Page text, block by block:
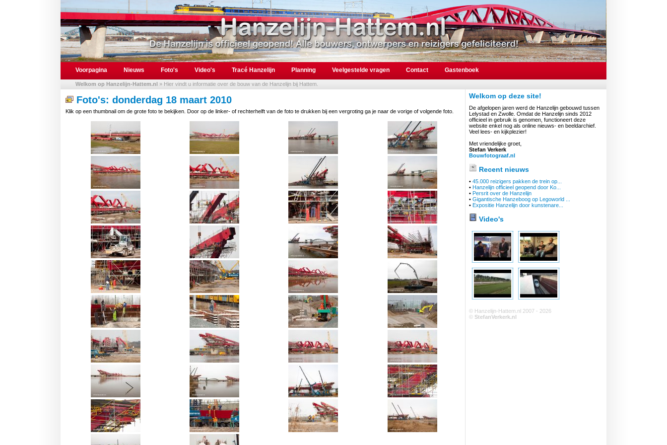
Voorpagina Nieuws Foto's Video's Tracé Hanzelijn Planning Veelgestelde vragen Contact Gastenboek
Welkom op Hanzelijn-Hattem.nl » Hier vindt u informatie over de bouw van de Hanzelijn bij Hattem.
Foto's: donderdag 18 maart 2010
Klik op een thumbnail om de grote foto te bekijken. Door op de linker- of rechterhelft van de foto te drukken bij een vergroting ga je naar de vorige of volgende foto.
Welkom op deze site!
De afgelopen jaren werd de Hanzelijn gebouwd tussen
Lelystad en Zwolle. Omdat de Hanzelijn sinds 2012
officieel in gebruik is genomen, functioneert deze
website enkel nog als online nieuws- en beeldarchief.
Veel lees- en kijkplezier!
Met vriendelijke groet,
Stefan Verkerk
Bouwfotograaf.nl
Recent nieuws
• 45.000 reizigers pakken de trein op...
• Hanzelijn officieel geopend door Ko...
• Persrit over de Hanzelijn
• Gigantische Hanzeboog op Legoworld ...
• Expositie Hanzelijn door kunstenare...
Video's
© Hanzelijn-Hattem.nl 2007 - 2026
© StefanVerkerk.nl